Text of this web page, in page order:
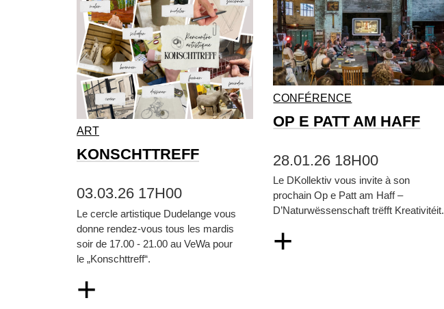
ART
KONSCHTTREFF
03.03.26 17H00
Le cercle artistique Dudelange vous
donne rendez-vous tous les mardis
soir de 17.00 - 21.00 au VeWa pour
le „Konschttreff“.
+
CONFÉRENCE
OP E PATT AM HAFF
28.01.26 18H00
Le DKollektiv vous invite à son
prochain Op e Patt am Haff –
D’Naturwëssenschaft trëfft Kreativitéit.
+